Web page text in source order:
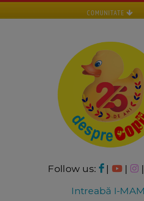
COMUNITATE
Follow us: | |
Intreabă I-